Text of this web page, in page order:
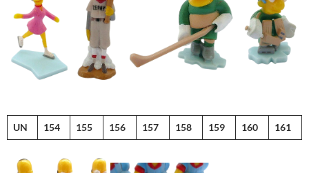
UN 154 155 156 157 158 159 160 161